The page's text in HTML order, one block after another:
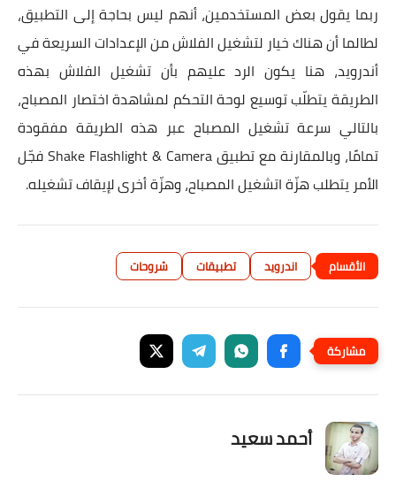
ربما يقول بعض المستخدمين، أنهم ليس بحاجة إلى التطبيق،
لطالما أن هناك خيار لتشغيل الفلاش من الإعدادات السريعة في
أندرويد، هنا يكون الرد عليهم بأن تشغيل الفلاش بهذه
الطريقة يتطلّب توسيع لوحة التحكم لمشاهدة اختصار المصباح،
بالتالي سرعة تشغيل المصباح عبر هذه الطريقة مفقودة
تمامًا، وبالمقارنة مع تطبيق Shake Flashlight & Camera فجّل
الأمر يتطلب هزّة اتشغيل المصباح، وهزّة أخرى لإيقاف تشغيله.
اندرويد تطبيقات شروحات
أحمد سعيد